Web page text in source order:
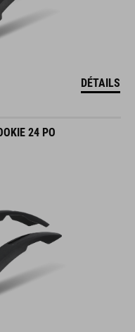
DÉTAILS
24 PO